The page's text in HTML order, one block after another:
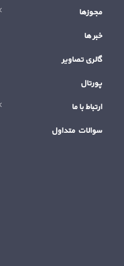
مجوزها
خبر ها
گالری تصاویر
پورتال
ارتباط با ما
سوالات متداول